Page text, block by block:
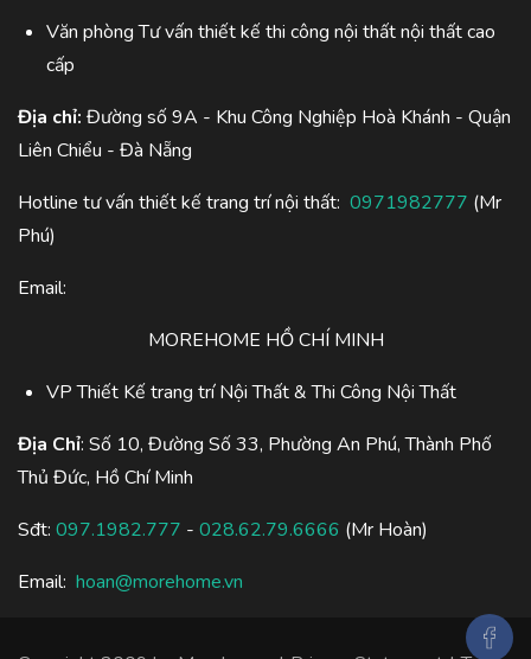
Văn phòng Tư vấn thiết kế thi công nội thất nội thất cao
cấp
Địa chỉ: Đường số 9A - Khu Công Nghiệp Hoà Khánh - Quận
Liên Chiểu - Đà Nẵng
Hotline tư vấn thiết kế trang trí nội thất: 0971982777 (Mr
Phú)
Email:
MOREHOME HỒ CHÍ MINH
VP Thiết Kế trang trí Nội Thất & Thi Công Nội Thất
Địa Chỉ: Số 10, Đường Số 33, Phường An Phú, Thành Phố
Thủ Đức, Hồ Chí Minh
Sđt: 097.1982.777 - 028.62.79.6666 (Mr Hoàn)
Email: hoan@morehome.vn